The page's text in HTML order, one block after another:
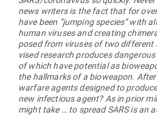
news writers is the fact that for
have been “jumping species” with
human viruses and creating
posed from viruses of two dif­ferent
vised research pro­duces
of which have potential as
the hall­marks of a bio­weapon. After
warfare agents designed to
new infec­tious agent? As in prior
might take … to spread SARS is an